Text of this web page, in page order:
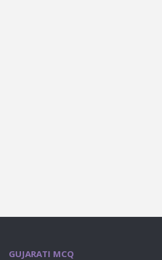
GUJARATI MCQ